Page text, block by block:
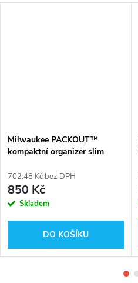
Milwaukee PACKOUT™
kompaktní organizer slim
702,48 Kč bez DPH
850 Kč
Skladem
DO KOŠÍKU